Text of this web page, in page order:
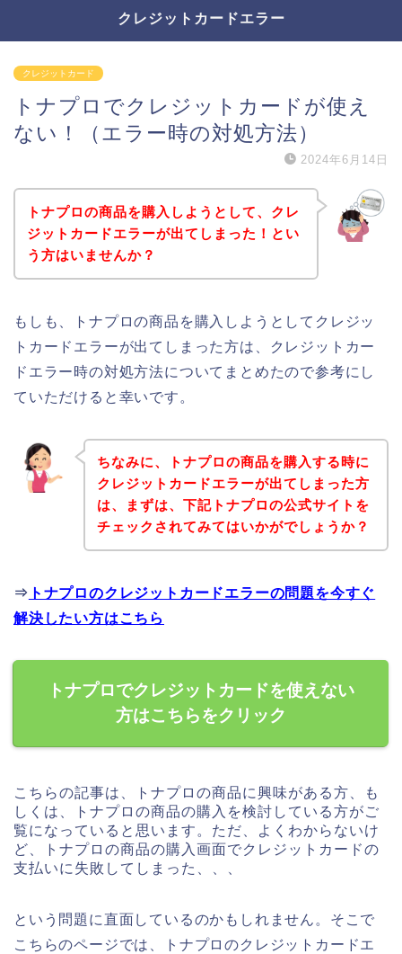
クレジットカードエラー
クレジットカード
トナプロでクレジットカードが使え
ない！（エラー時の対処方法）
2024年6月14日
トナプロの商品を購入しようとして、クレ
ジットカードエラーが出てしまった！とい
う方はいませんか？
もしも、トナプロの商品を購入しようとしてクレジッ
トカードエラーが出てしまった方は、クレジットカー
ドエラー時の対処方法についてまとめたので参考にし
ていただけると幸いです。
ちなみに、トナプロの商品を購入する時に
クレジットカードエラーが出てしまった方
は、まずは、下記トナプロの公式サイトを
チェックされてみてはいかがでしょうか？
⇒ トナプロのクレジットカードエラーの問題を今すぐ
解決したい方はこちら
トナプロでクレジットカードを使えない
方はこちらをクリック
こちらの記事は、トナプロの商品に興味がある方、も
しくは、トナプロの商品の購入を検討している方がご
覧になっていると思います。ただ、よくわからないけ
ど、トナプロの商品の購入画面でクレジットカードの
支払いに失敗してしまった、、、
という問題に直面しているのかもしれません。そこで
こちらのページでは、トナプロのクレジットカードエ